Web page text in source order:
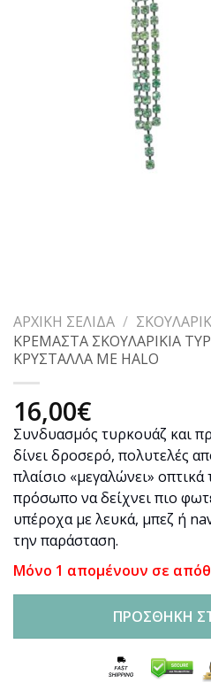
ΑΡΧΙΚΉ ΣΕΛΊΔΑ /
ΚΡΕΜΑΣΤΑ ΣΚΟΥΛΑΡΙΚΙΑ
ΚΡΥΣΤΑΛΛΑ ΜΕ HALO
16,00€
Συνδυασμός τυρκουάζ και
δίνει δροσερό, πολυτελές
πλαίσιο «μεγαλώνει»
πρόσωπο να δείχνει πιο
υπέροχα με λευκά, μπεζ ή
την παράσταση.
Μόνο 1 απομένουν σε
ΠΡΟΣΘΉΚΗ